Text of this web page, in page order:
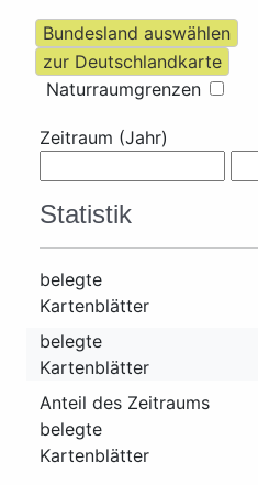
Naturraumgrenzen
Zeitraum (Jahr)
Statistik
belegte
Kartenblätter
belegte
Kartenblätter
Anteil des Zeitraums
belegte
Kartenblätter